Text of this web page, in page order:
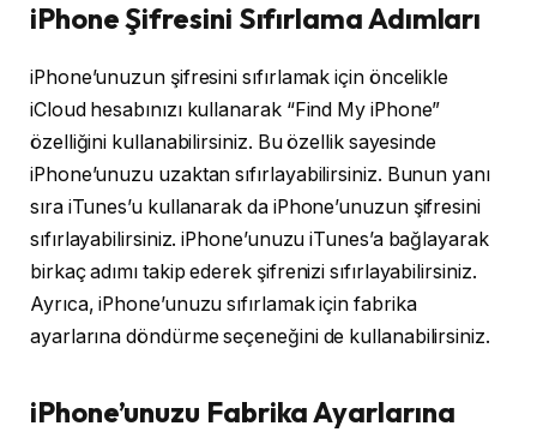
iPhone Şifresini Sıfırlama Adımları
iPhone’unuzun şifresini sıfırlamak için öncelikle
iCloud hesabınızı kullanarak “Find My iPhone”
özelliğini kullanabilirsiniz. Bu özellik sayesinde
iPhone’unuzu uzaktan sıfırlayabilirsiniz. Bunun yanı
sıra iTunes’u kullanarak da iPhone’unuzun şifresini
sıfırlayabilirsiniz. iPhone’unuzu iTunes’a bağlayarak
birkaç adımı takip ederek şifrenizi sıfırlayabilirsiniz.
Ayrıca, iPhone’unuzu sıfırlamak için fabrika
ayarlarına döndürme seçeneğini de kullanabilirsiniz.
iPhone’unuzu Fabrika Ayarlarına